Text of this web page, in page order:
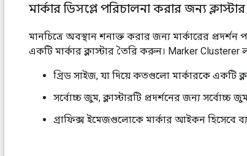
মার্কার ডিসপ্লে পরিচালনা করার জন্য
মানচিত্রে অবস্থান শনাক্ত করার জন্য মার্কারের
একটি মার্কার ক্লাস্টার তৈরি করুন। Marker Clusterer
গ্রিড সাইজ, যা দিয়ে কতগুলো মার্কারকে একটি
সর্বোচ্চ জুম, ক্লাস্টারটি প্রদর্শনের জন্য সর্বোচ্চ জুম
গ্রাফিক্স ইমেজগুলোকে মার্কার আইকন হিসেবে